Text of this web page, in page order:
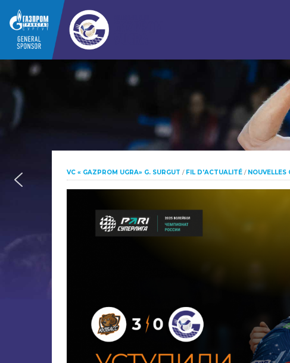
VC « GAZPROM UGRA» G. SURGUT / FIL D'ACTUALITÉ / NOUVELLES